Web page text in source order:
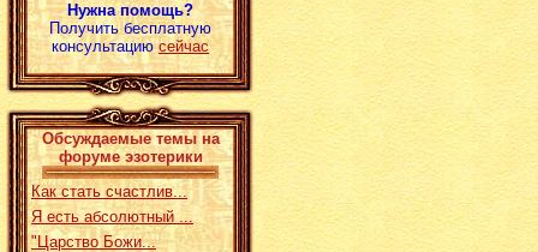
Нужна помощь?
Получить бесплатную
консультациюсейчас
Обсуждаемые темы на
форуме эзотерики
Как стать счастлив...
Я есть абсолютный ...
"Царство Божи...